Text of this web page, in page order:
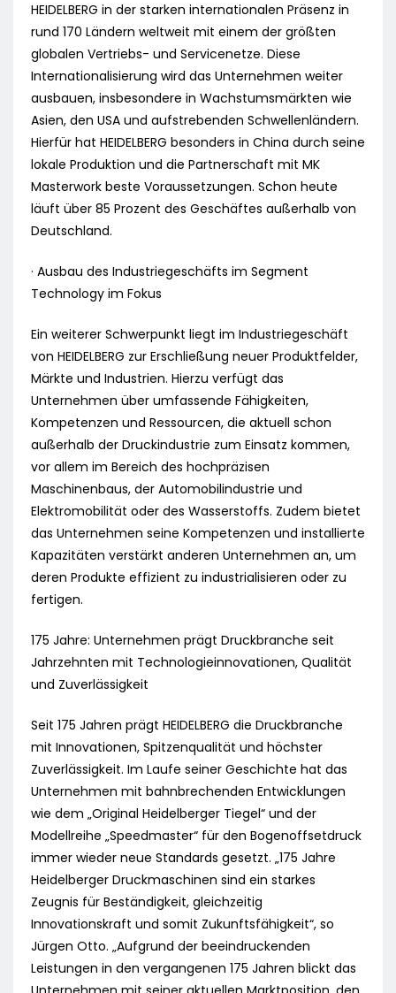
HEIDELBERG in der starken internationalen Präsenz in
rund 170 Ländern weltweit mit einem der größten
globalen Vertriebs- und Servicenetze. Diese
Internationalisierung wird das Unternehmen weiter
ausbauen, insbesondere in Wachstumsmärkten wie
Asien, den USA und aufstrebenden Schwellenländern.
Hierfür hat HEIDELBERG besonders in China durch seine
lokale Produktion und die Partnerschaft mit MK
Masterwork beste Voraussetzungen. Schon heute
läuft über 85 Prozent des Geschäftes außerhalb von
Deutschland.
· Ausbau des Industriegeschäfts im Segment
Technology im Fokus
Ein weiterer Schwerpunkt liegt im Industriegeschäft
von HEIDELBERG zur Erschließung neuer Produktfelder,
Märkte und Industrien. Hierzu verfügt das
Unternehmen über umfassende Fähigkeiten,
Kompetenzen und Ressourcen, die aktuell schon
außerhalb der Druckindustrie zum Einsatz kommen,
vor allem im Bereich des hochpräzisen
Maschinenbaus, der Automobilindustrie und
Elektromobilität oder des Wasserstoffs. Zudem bietet
das Unternehmen seine Kompetenzen und installierte
Kapazitäten verstärkt anderen Unternehmen an, um
deren Produkte effizient zu industrialisieren oder zu
fertigen.
175 Jahre: Unternehmen prägt Druckbranche seit
Jahrzehnten mit Technologieinnovationen, Qualität
und Zuverlässigkeit
Seit 175 Jahren prägt HEIDELBERG die Druckbranche
mit Innovationen, Spitzenqualität und höchster
Zuverlässigkeit. Im Laufe seiner Geschichte hat das
Unternehmen mit bahnbrechenden Entwicklungen
wie dem „Original Heidelberger Tiegel“ und der
Modellreihe „Speedmaster“ für den Bogenoffsetdruck
immer wieder neue Standards gesetzt. „175 Jahre
Heidelberger Druckmaschinen sind ein starkes
Zeugnis für Beständigkeit, gleichzeitig
Innovationskraft und somit Zukunftsfähigkeit“, so
Jürgen Otto. „Aufgrund der beeindruckenden
Leistungen in den vergangenen 175 Jahren blickt das